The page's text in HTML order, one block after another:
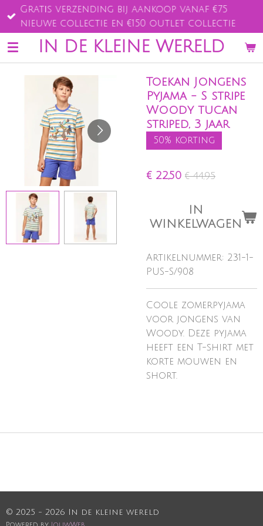
Ga
direct
naar
de
IN DE KLEINE WERELD
Gratis verzending bij aankoop vanaf €75
nieuwe collectie en €150 outlet collectie
Toekan Jongens
Pyjama - S stripe
Woody tucan
striped, 3 jaar
50% korting
€ 22,50 € 44,95
IN
WINKELWAGEN
Artikelnummer: 231-1-
PUS-S/908
Coole zomerpyjama
voor jongens van
Woody. Deze pyjama
heeft een T-shirt met
korte mouwen en
short.
© 2025 - 2026 In de kleine wereld